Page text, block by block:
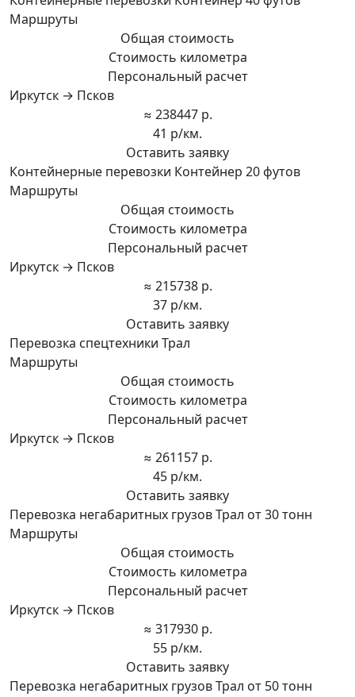
Маршруты
Общая стоимость
Стоимость километра
Персональный расчет
Иркутск → Псков
≈ 238447 р.
41 р/км.
Оставить заявку
Контейнерные перевозки Контейнер 20 футов
Маршруты
Общая стоимость
Стоимость километра
Персональный расчет
Иркутск → Псков
≈ 215738 р.
37 р/км.
Оставить заявку
Перевозка спецтехники Трал
Маршруты
Общая стоимость
Стоимость километра
Персональный расчет
Иркутск → Псков
≈ 261157 р.
45 р/км.
Оставить заявку
Перевозка негабаритных грузов Трал от 30 тонн
Маршруты
Общая стоимость
Стоимость километра
Персональный расчет
Иркутск → Псков
≈ 317930 р.
55 р/км.
Оставить заявку
Перевозка негабаритных грузов Трал от 50 тонн